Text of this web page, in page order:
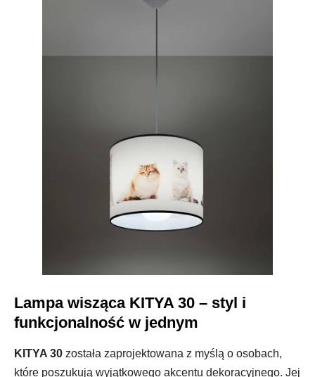
Lampa wisząca KITYA 30 – styl i
funkcjonalność w jednym
KITYA 30 została zaprojektowana z myślą o osobach,
które poszukują wyjątkowego akcentu dekoracyjnego. Jej